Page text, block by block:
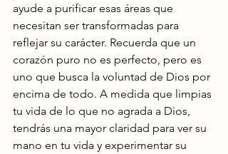
ayude a purificar esas áreas que
necesitan ser transformadas para
reflejar su carácter. Recuerda que un
corazón puro no es perfecto, pero es
uno que busca la voluntad de Dios por
encima de todo. A medida que limpias
tu vida de lo que no agrada a Dios,
tendrás una mayor claridad para ver su
mano en tu vida y experimentar su